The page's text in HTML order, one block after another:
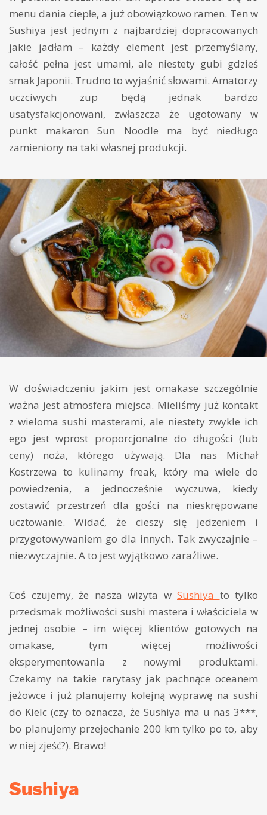
menu dania ciepłe, a już obowiązkowo ramen. Ten w
Sushiya jest jednym z najbardziej dopracowanych
jakie jadłam – każdy element jest przemyślany,
całość pełna jest umami, ale niestety gubi gdzieś
smak Japonii. Trudno to wyjaśnić słowami. Amatorzy
uczciwych zup będą jednak bardzo
usatysfakcjonowani, zwłaszcza że ugotowany w
punkt makaron Sun Noodle ma być niedługo
zamieniony na taki własnej produkcji.
W doświadczeniu jakim jest omakase szczególnie
ważna jest atmosfera miejsca. Mieliśmy już kontakt
z wieloma sushi masterami, ale niestety zwykle ich
ego jest wprost proporcjonalne do długości (lub
ceny) noża, którego używają. Dla nas Michał
Kostrzewa to kulinarny freak, który ma wiele do
powiedzenia, a jednocześnie wyczuwa, kiedy
zostawić przestrzeń dla gości na nieskrępowane
ucztowanie. Widać, że cieszy się jedzeniem i
przygotowywaniem go dla innych. Tak zwyczajnie –
niezwyczajnie. A to jest wyjątkowo zaraźliwe.
Coś czujemy, że nasza wizyta w Sushiya to tylko
przedsmak możliwości sushi mastera i właściciela w
jednej osobie – im więcej klientów gotowych na
omakase, tym więcej możliwości
eksperymentowania z nowymi produktami.
Czekamy na takie rarytasy jak pachnące oceanem
jeżowce i już planujemy kolejną wyprawę na sushi
do Kielc (czy to oznacza, że Sushiya ma u nas 3***,
bo planujemy przejechanie 200 km tylko po to, aby
w niej zjeść?). Brawo!
Sushiya